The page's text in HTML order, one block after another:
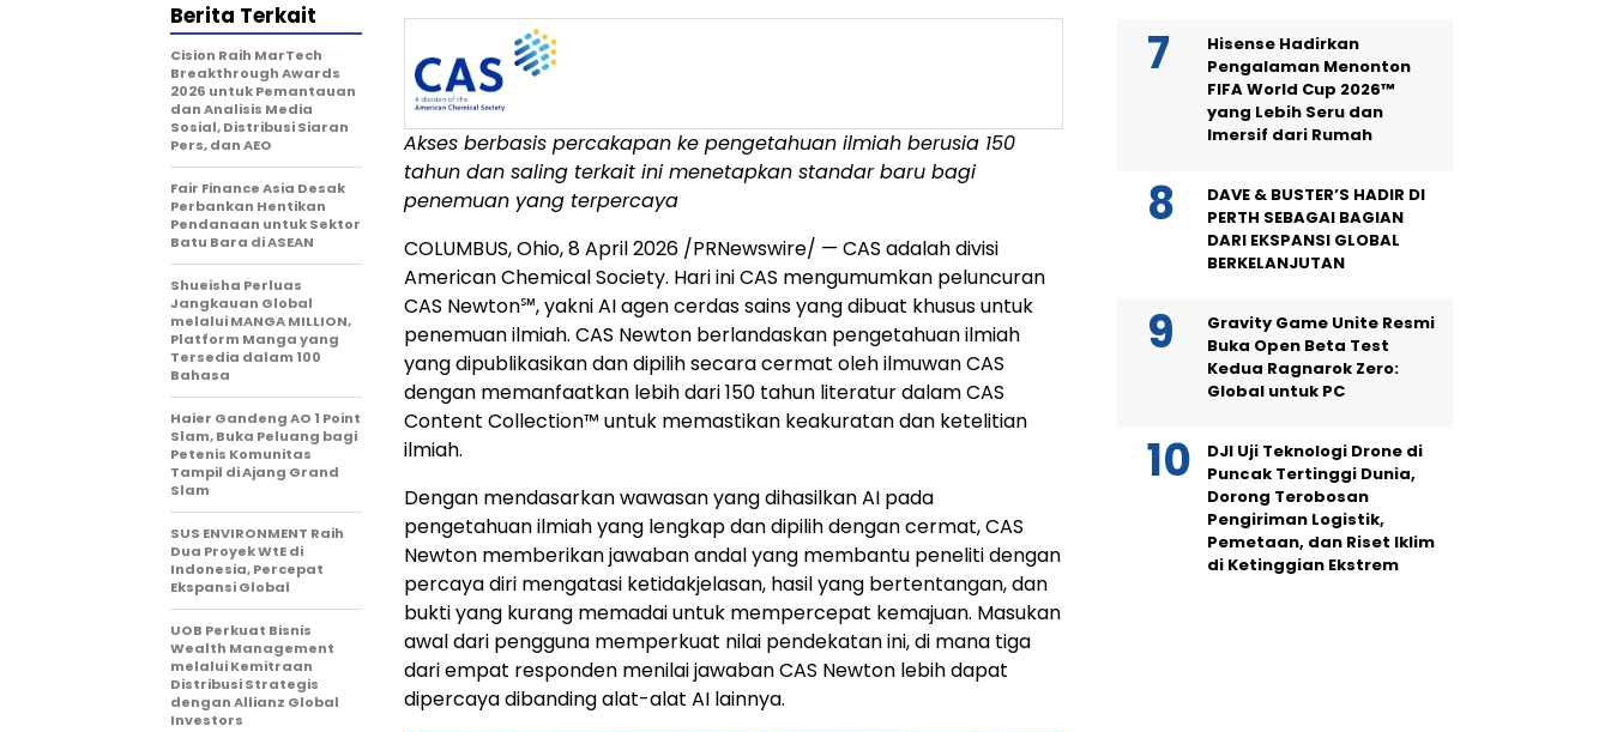
Akses berbasis percakapan ke pengetahuan ilmiah berusia 150
tahun dan saling terkait ini menetapkan standar baru bagi
penemuan yang terpercaya
COLUMBUS, Ohio,8 April 2026 /PRNewswire/ — CAS adalah divisi
American Chemical Society. Hari ini CAS mengumumkan peluncuran
CAS Newton℠, yakni AI agen cerdas sains yang dibuat khusus untuk
penemuan ilmiah. CAS Newton berlandaskan pengetahuan ilmiah
yang dipublikasikan dan dipilih secara cermat oleh ilmuwan CAS
dengan memanfaatkan lebih dari 150 tahun literatur dalam CAS
Content Collection™ untuk memastikan keakuratan dan ketelitian
ilmiah.
Dengan mendasarkan wawasan yang dihasilkan AI pada
pengetahuan ilmiah yang lengkap dan dipilih dengan cermat, CAS
Newton memberikan jawaban andal yang membantu peneliti dengan
percaya diri mengatasi ketidakjelasan, hasil yang bertentangan, dan
bukti yang kurang memadai untuk mempercepat kemajuan. Masukan
awal dari pengguna memperkuat nilai pendekatan ini, di mana tiga
dari empat responden menilai jawaban CAS Newton lebih dapat
dipercaya dibanding alat-alat AI lainnya.
Berita Terkait
Cision Raih MarTech
Breakthrough Awards
2026 untuk Pemantauan
dan Analisis Media
Sosial, Distribusi Siaran
Pers, dan AEO
Fair Finance Asia Desak
Perbankan Hentikan
Pendanaan untuk Sektor
Batu Bara di ASEAN
Shueisha Perluas
Jangkauan Global
melalui MANGA MILLION,
Platform Manga yang
Tersedia dalam 100
Bahasa
Haier Gandeng AO 1 Point
Slam, Buka Peluang bagi
Petenis Komunitas
Tampil di Ajang Grand
Slam
SUS ENVIRONMENT Raih
Dua Proyek WtE di
Indonesia, Percepat
Ekspansi Global
UOB Perkuat Bisnis
Wealth Management
melalui Kemitraan
Distribusi Strategis
dengan Allianz Global
Investors
Hisense Hadirkan
Pengalaman Menonton
FIFA World Cup 2026™
yang Lebih Seru dan
Imersif dari Rumah
DAVE & BUSTER’S HADIR DI
PERTH SEBAGAI BAGIAN
DARI EKSPANSI GLOBAL
BERKELANJUTAN
Gravity Game Unite Resmi
Buka Open Beta Test
Kedua Ragnarok Zero:
Global untuk PC
DJI Uji Teknologi Drone di
Puncak Tertinggi Dunia,
Dorong Terobosan
Pengiriman Logistik,
Pemetaan, dan Riset Iklim
di Ketinggian Ekstrem